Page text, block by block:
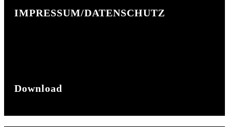
IMPRESSUM/DATENSCHUTZ
Download